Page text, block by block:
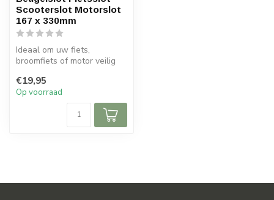
Scooterslot Motorslot
167 x 330mm
Ideaal om uw fiets,
broomfiets of motor veilig
dieven ge...
€19,95
Op voorraad